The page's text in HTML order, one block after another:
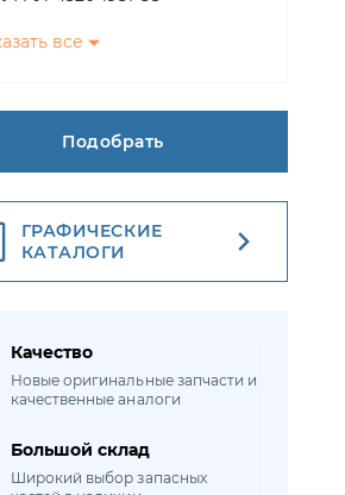
УРАЛ-63674
УРАЛ-63685
УРАЛ-6370-1151
УРАЛ-375
УРАЛ-4320-60
ГРАФИЧЕСКИЕ
Большой склад
Широкий выбор запасных
частей в наличии
Скидки